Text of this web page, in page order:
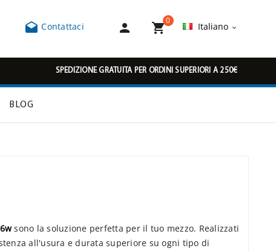
 Contattaci  
0
Italiano 
SPEDIZIONE GRATUITA PER ORDINI SUPERIORI A 250€
BLOG
sono la soluzione perfetta per il tuo mezzo. Realizzati
all'usura e durata superiore su ogni tipo di